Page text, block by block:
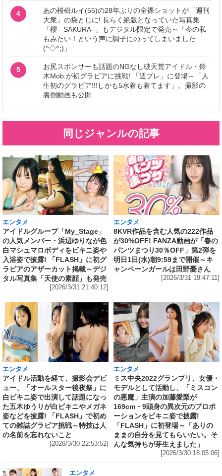
4
あの桜樹ルイ(55)の28年ぶりの全裸ショットが「週刊
大衆」の袋とじに! 長らく絶版となっていた写真集
「櫻 - SAKURA -」もデジタル限定で発売～「今の私
もみたい！という声に調子にのってしまいました
(^◇^;)」
5
お尻スポンサーも話題のNGなし破天荒アイドル・鈴
木Mob.が初グラビアに挑戦! 「週プレ」に登場～「人
生初のグラビア!!!しかも5水着も着てます」。撮影の
裏側動画も公開
同じジャンルの記事
エンタメ
アイドルグループ「My_Stage」
の人気メンバー・浜辺ゆりなが色
白マシュマロボディをビキニ姿や
入浴姿で披露! 「FLASH」に初グ
ラビアのアザーカット掲載～デジ
タル写真集「天使の素顔」も発売
[2026/3/31 21:40:12]
エンタメ
8KVR作品を含む人気の222作品
が30%OFF! FANZA動画が「春の
パンツまつり30％OFF」第2弾を
明日1日(水)朝9:59まで開催～キ
ャンペーンガールは田野憂さん
[2026/3/31 19:47:11]
エンタメ
アイドル活動を経て、撮影会デビ
ュー、「オールスター後夜祭」に
白ビキニ姿で出演して話題になっ
た五木ゆうりが白ビキニやメガネ
姿などを披露! 「FLASH」で初め
ての雑誌グラビア挑戦～特技は人
の名前を忘れないこと
[2026/3/30 22:53:52]
エンタメ
ミス中央2022グランプリ、女優・
モデルとして活動し、「ミスコン
の悪魔」主演の加藤愛梨が
169cm・9頭身の異次元のプロポ
ーションをビキニ姿で披露!
「FLASH」に初登場～「ありの
ままの自分を見てもらいたい。そ
んな気持ちが芽生えました」
[2026/3/30 18:05:06]
エンタメ